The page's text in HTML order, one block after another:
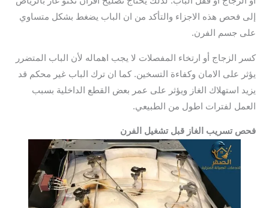
إلى فحص هذه الاجزاء والتأكد من ان الباب يضغط بشكل متساوي
على جسم الفرن.
كسر الزجاج أو ارتخاء المفصلات لا يجب اهماله لأن الباب المتضرر
يؤثر على الامان وكفاءة التسخين. كما ان ترك الباب غير محكم قد
يزيد استهلاك الغاز ويؤثر على عمر بعض القطع الداخلية بسبب
العمل لفترات اطول من الطبيعي.
فحص تسريب الغاز قبل تشغيل الفرن